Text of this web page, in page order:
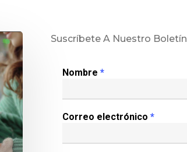
Suscríbete A Nuestro Boletín
Nombre *
Correo electrónico *